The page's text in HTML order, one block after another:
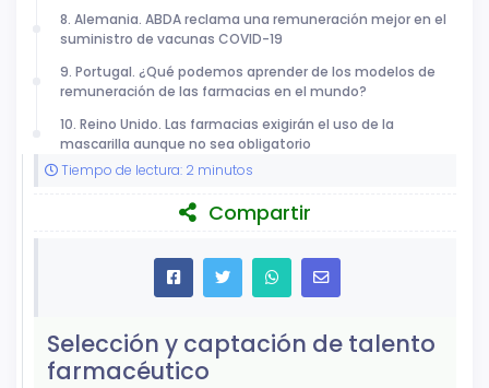
8. Alemania. ABDA reclama una remuneración mejor en el
suministro de vacunas COVID-19
9. Portugal. ¿Qué podemos aprender de los modelos de
remuneración de las farmacias en el mundo?
10. Reino Unido. Las farmacias exigirán el uso de la
mascarilla aunque no sea obligatorio
Tiempo de lectura: 2 minutos
Compartir
Selección y captación de talento
farmacéutico